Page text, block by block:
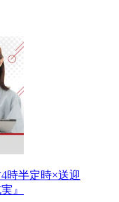
時半定時×送迎
』